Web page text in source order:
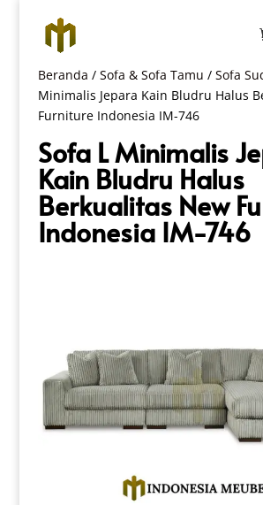
Beranda / Sofa & Sofa Tamu / Sofa
Minimalis Jepara Kain Bludru Halus
Furniture Indonesia IM-746
Sofa L Minimalis
Kain Bludru Halus
Berkualitas New
Indonesia IM-746